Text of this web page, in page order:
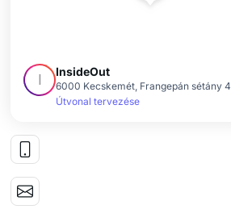
I InsideOut
6000 Kecskemét, Frangepán sétány 4
Útvonal tervezése